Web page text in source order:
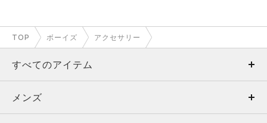
TOP ボーイズ アクセサリー
すべてのアイテム
メンズ
メンズ